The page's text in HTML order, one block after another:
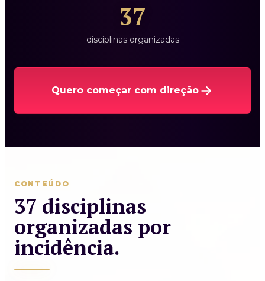
37
disciplinas organizadas
Quero começar com direção
CONTEÚDO
37 disciplinas
organizadas por
incidência.